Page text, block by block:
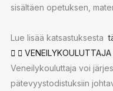
sisältäen opetuksen,
Lue lisää katsastuksesta
VENEILYKOULUTTAJA
Veneilykouluttaja voi
pätevyystodistuksiin